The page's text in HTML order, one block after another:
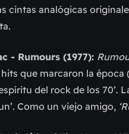
cintas analógicas
- Rumours (1977):
que marcaron la época
del rock de los 70’.
Como un viejo amigo,